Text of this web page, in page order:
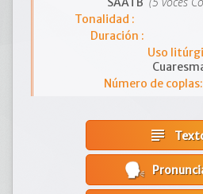
Tonalidad :
Duración :
Uso
Número de coplas:
subject